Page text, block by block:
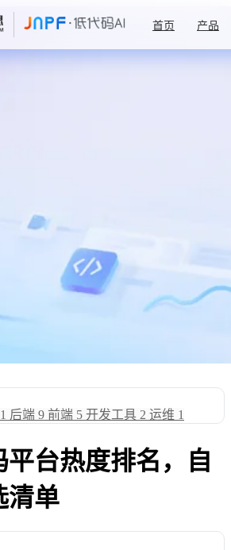
首页 产品
后端 9 前端 5 开发工具 2 运维 1
平台热度排名，自
清单